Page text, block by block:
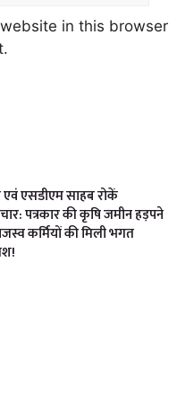
in this browser
एवं एसडीएम साहब रोकें
पत्रकार की कृषि जमीन हड़पने
कर्मियों की मिली भगत